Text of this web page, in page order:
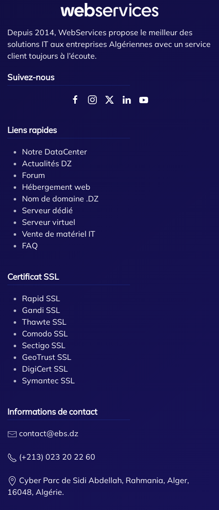
Depuis 2014, WebServices propose le meilleur des
solutions IT aux entreprises Algériennes avec un service
client toujours à l’écoute.
Suivez-nous
Liens rapides
Notre DataCenter
Actualités DZ
Forum
Hébergement web
Nom de domaine .DZ
Serveur dédié
Serveur virtuel
Vente de matériel IT
FAQ
Certificat SSL
Rapid SSL
Gandi SSL
Thawte SSL
Comodo SSL
Sectigo SSL
GeoTrust SSL
DigiCert SSL
Symantec SSL
Informations de contact
contact@ebs.dz
(+213) 023 20 22 60
Cyber Parc de Sidi Abdellah, Rahmania, Alger,
16048, Algérie.